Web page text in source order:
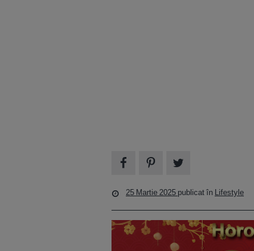
25 Martie 2025 publicat în Lifestyle